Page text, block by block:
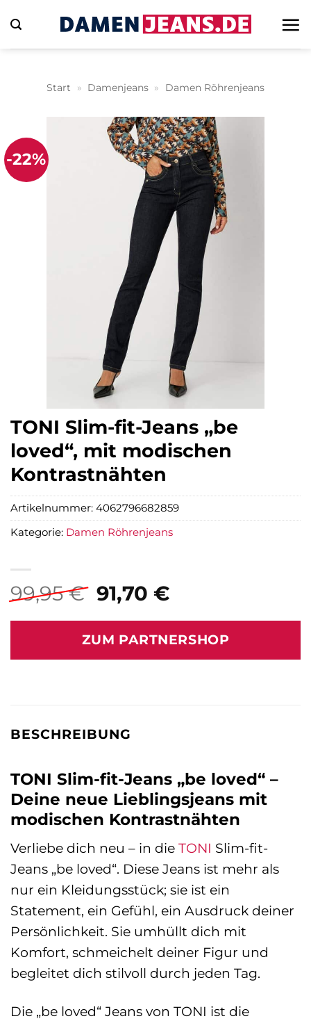
Inhalt
springen
Start » Damenjeans » Damen Röhrenjeans
-22%
TONI Slim-fit-Jeans „be
loved“, mit modischen
Kontrastnähten
99,95€ Ursprünglicher
Preis
war:
99,95 €
91,70 €Aktueller
ist:
91,70 €.
ZUM PARTNERSHOP
Artikelnummer: 4062796682859
Kategorie: Damen Röhrenjeans
BESCHREIBUNG
TONI Slim-fit-Jeans „be loved“ –
Deine neue Lieblingsjeans mit
modischen Kontrastnähten
Verliebe dich neu – in die TONI Slim-fit-
Jeans „be loved“. Diese Jeans ist mehr als
nur ein Kleidungsstück; sie ist ein
Statement, ein Gefühl, ein Ausdruck deiner
Persönlichkeit. Sie umhüllt dich mit
Komfort, schmeichelt deiner Figur und
begleitet dich stilvoll durch jeden Tag.
Die „be loved“ Jeans von TONI ist die